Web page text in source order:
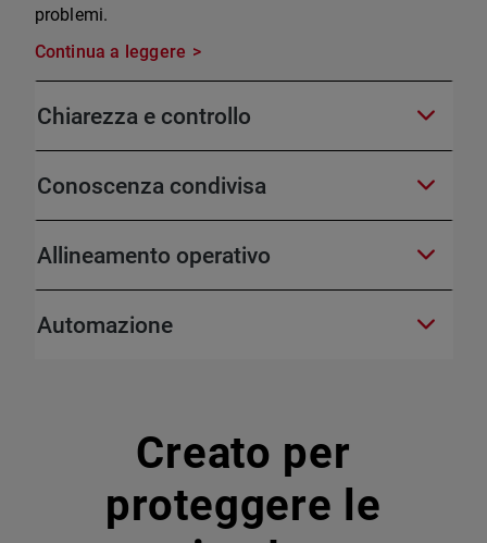
problemi.
Continua a leggere
Chiarezza e controllo
Conoscenza condivisa
Allineamento operativo
Automazione
Creato per
proteggere le